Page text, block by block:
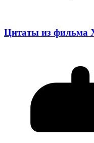
Цитаты из фильма